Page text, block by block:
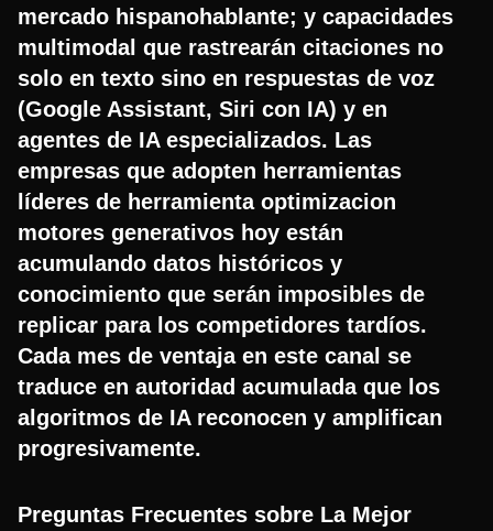
mercado hispanohablante; y capacidades
multimodal que rastrearán citaciones no
solo en texto sino en respuestas de voz
(Google Assistant, Siri con IA) y en
agentes de IA especializados. Las
empresas que adopten herramientas
líderes de herramienta optimizacion
motores generativos hoy están
acumulando datos históricos y
conocimiento que serán imposibles de
replicar para los competidores tardíos.
Cada mes de ventaja en este canal se
traduce en autoridad acumulada que los
algoritmos de IA reconocen y amplifican
progresivamente.
Preguntas Frecuentes sobre La Mejor